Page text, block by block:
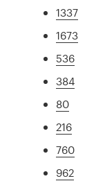
1337
1673
536
384
80
216
760
962